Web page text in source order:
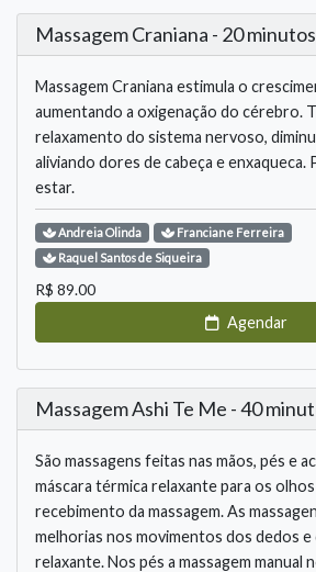
Massagem Craniana - 20 minutos
Massagem Craniana estimula o
aumentando a oxigenação do cérebro.
relaxamento do sistema nervoso,
aliviando dores de cabeça e enxaqueca.
estar.
AndreiaOlinda Franciane Ferreira
Raquel Santos de Siqueira
R$ 89.00
Agendar
Massagem Ashi Te Me - 40
São massagens feitas nas mãos, pés e
máscara térmica relaxante para os
recebimento da massagem. As
melhorias nos movimentos dos dedos e
relaxante. Nos pés a massagem manual